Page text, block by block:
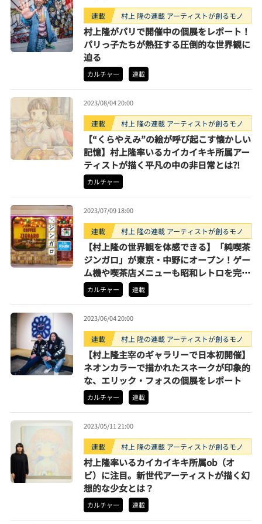
連載 村上 隆の連載 アーティストが創るモノ
村上隆がパリで開催中の個展をレポート！
パリっ子たちが熱狂する圧倒的な世界観に
迫る
カルチャー 連載
2023/08/04 20:00
連載 村上 隆の連載 アーティストが創るモノ
【“くらやえみ”の絵が呼び起こす懐かしい
記憶】村上隆率いるカイカイキキ所属アー
ティストが描く平凡の中の非日常とは?!
カルチャー
2023/07/09 18:00
連載 村上 隆の連載 アーティストが創るモノ
【村上隆の世界観を体感できる】「純喫茶
ジンガロ」が東京・中野にオープン！ゲー
ム機や喫茶店メニューも昭和レトロを完全
再現
カルチャー 連載
2023/06/04 20:00
連載 村上 隆の連載 アーティストが創るモノ
【村上隆主宰のギャラリーで日本初開催】
ネオンカラーで描かれたスネークが印象的
な、エリック・フォスの個展をレポート
カルチャー 連載
2023/05/11 21:00
連載 村上 隆の連載 アーティストが創るモノ
村上隆率いるカイカイキキ所属ob（オ
ビ）に注目。新世代アーティストが描く幻
想的な少女とは？
カルチャー 連載